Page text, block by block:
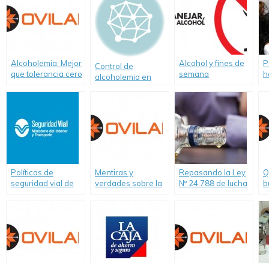
Alcoholemia: Mejor
que tolerancia cero
Control de
alcoholemia en
controlados
Alcohol y fines de
semana
Políticas de
seguridad vial de
y son reconocidas
en la FIT
Mentiras y
verdades sobre la
Informe de Ovilam
Repasando la Ley
Nº 24.788 de lucha